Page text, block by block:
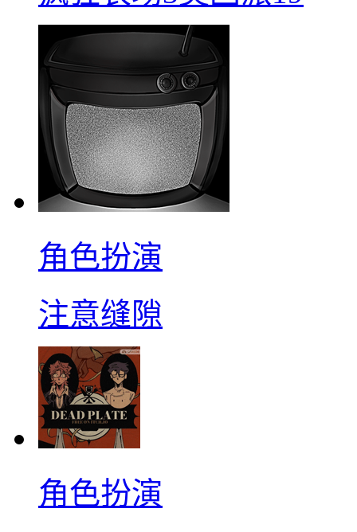
角色扮演
注意缝隙
角色扮演